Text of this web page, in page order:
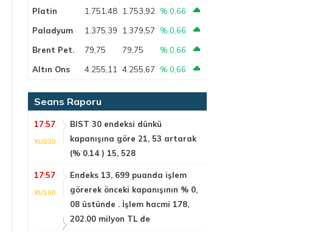
Platin
1.751,48 1.753,92
% 0,66
Paladyum
1.375,39 1.379,57
% 0,66
Brent Pet.
79,75 79,75
% 0,66
Altın Ons
4.255,11 4.255,67 % 0,66
Seans Raporu
17:57
XU030
BIST 30 endeksi dünkü
kapanışına göre 21, 53 artarak
(% 0.14 ) 15, 528
17:57
XU100
Endeks 13, 699 puanda işlem
görerek önceki kapanışının % 0,
08 üstünde . İşlem hacmi 178,
202.00 milyon TL de